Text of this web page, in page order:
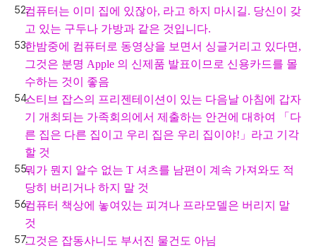
컴퓨터는 이미 집에 있잖아, 라고 하지 마시길. 당신이 갖
고 있는 구두나 가방과 같은 것입니다.
한밤중에 컴퓨터로 동영상을 보면서 싱글거리고 있다면,
그것은 분명 Apple 의 신제품 발표이므로 신용카드를 몰
수하는 것이 좋음
스티브 잡스의 프리젠테이션이 있는 다음날 아침에 갑자
기 개최되는 가족회의에서 제출하는 안건에 대하여 「다
른 집은 다른 집이고 우리 집은 우리 집이야!」라고 기각
할 것
뭐가 뭔지 알수 없는 T 셔츠를 남편이 계속 가져와도 적
당히 버리거나 하지 말 것
컴퓨터 책상에 놓여있는 피겨나 프라모델은 버리지 말
것
그것은 잡동사니도 부서진 물건도 아님